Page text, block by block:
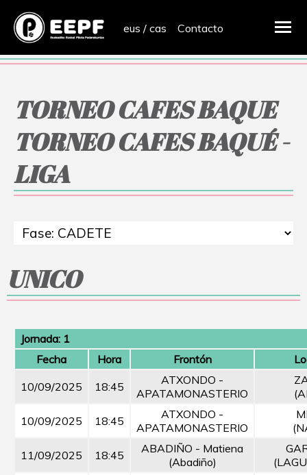
eus / cas Contacto
TORNEO CAFES BAQUE
TORNEO CAFES BAQUÉ -
LIGA
UNICO
Jornada: 1
Fecha
Hora Frontón
10/09/2025
18:45
ATXONDO -
APATAMONASTERIO
10/09/2025
18:45
ATXONDO -
APATAMONASTERIO
11/09/2025
18:45
ABADIÑO - Matiena
(Abadiño)